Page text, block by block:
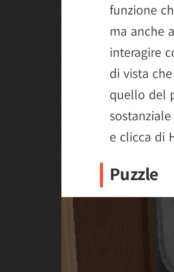
funzione
ma anche
interagire
di vista
quello del
e clicca di
Puzzle